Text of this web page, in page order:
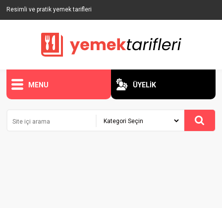
Resimli ve pratik yemek tarifleri
MENU ÜYELİK